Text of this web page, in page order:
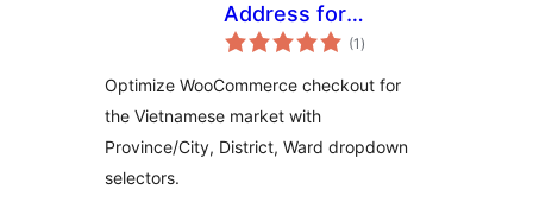
Address for
WooCommerce
(1 укупних
оцена
)
Optimize WooCommerce checkout for
the Vietnamese market with
Province/City, District, Ward dropdown
selectors.